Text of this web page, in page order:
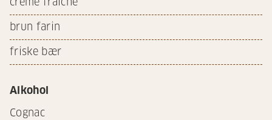
brun farin
friske bær
Alkohol
Cognac